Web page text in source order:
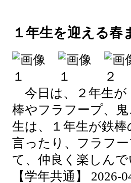
１年生を迎える春
今日は、２年生が
棒やフラフープ、
生は、１年生が鉄
言ったり、フラフ
て、仲良く楽しん
【学年共通】 2026-